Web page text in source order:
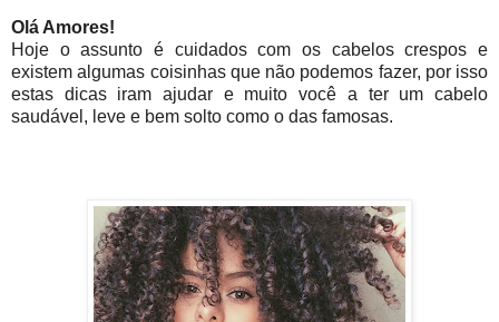
Olá Amores!
Hoje o assunto é cuidados com os cabelos crespos e
existem algumas coisinhas que não podemos fazer, por isso
estas dicas iram ajudar e muito você a ter um cabelo
saudável, leve e bem solto como o das famosas.